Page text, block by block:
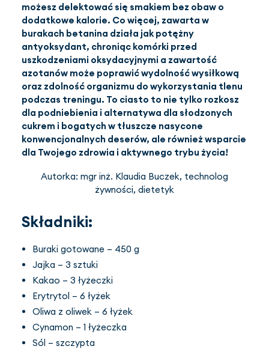
możesz delektować się smakiem bez obaw o
dodatkowe kalorie. Co więcej, zawarta w
burakach betanina działa jak potężny
antyoksydant, chroniąc komórki przed
uszkodzeniami oksydacyjnymi a zawartość
azotanów może poprawić wydolność wysiłkową
oraz zdolność organizmu do wykorzystania tlenu
podczas treningu. To ciasto to nie tylko rozkosz
dla podniebienia i alternatywa dla słodzonych
cukrem i bogatych w tłuszcze nasycone
konwencjonalnych deserów, ale również wsparcie
dla Twojego zdrowia i aktywnego trybu życia!
Autorka: mgr inż. Klaudia Buczek, technolog
żywności, dietetyk
Składniki:
Buraki gotowane – 450 g
Jajka – 3 sztuki
Kakao – 3 łyżeczki
Erytrytol – 6 łyżek
Oliwa z oliwek – 6 łyżek
Cynamon – 1 łyżeczka
Sól – szczypta